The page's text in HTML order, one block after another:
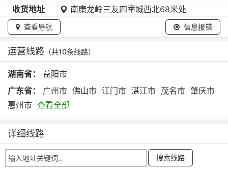
收货地址
南康龙岭三友四季城西北68米处
查看导航 信息报错
运营线路 （共10条线路）
湖南省：
益阳市
广东省：
广州市 佛山市 江门市 湛江市 茂名市 肇庆市
惠州市 查看全部
详细线路